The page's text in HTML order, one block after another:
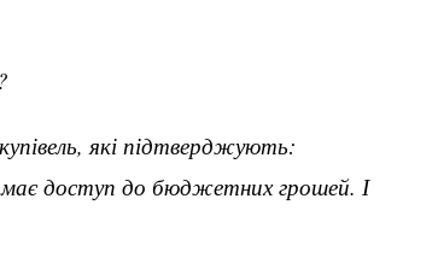
які підтверджують:
доступ до бюджетних грошей. І